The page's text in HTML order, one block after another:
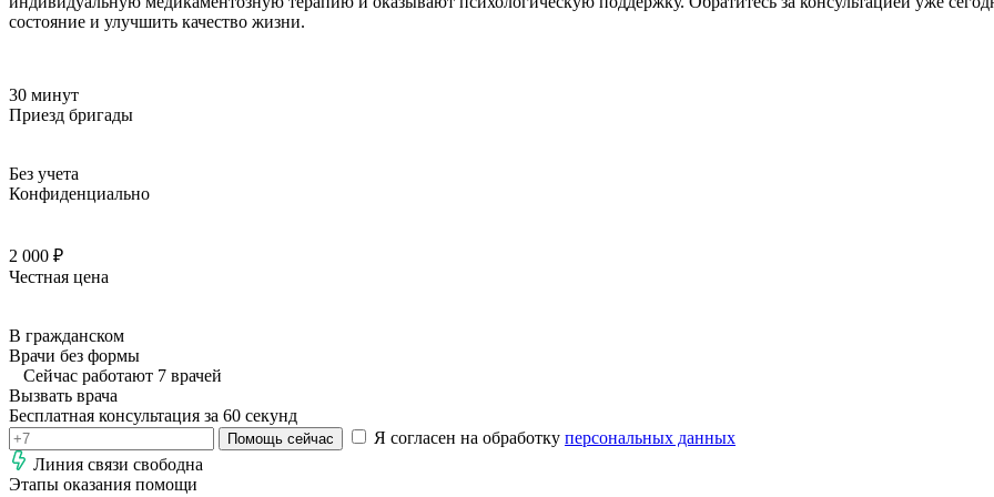
состояние и улучшить качество жизни.
30 минут
Приезд бригады
Без учета
Конфиденциально
2 000 ₽
Честная цена
В гражданском
Врачи без формы
Сейчас работают 7 врачей
Вызвать врача
Бесплатная консультация за 60 секунд
Помощь сейчас Я согласен на обработку персональных данных
Линия связи свободна
Этапы оказания помощи